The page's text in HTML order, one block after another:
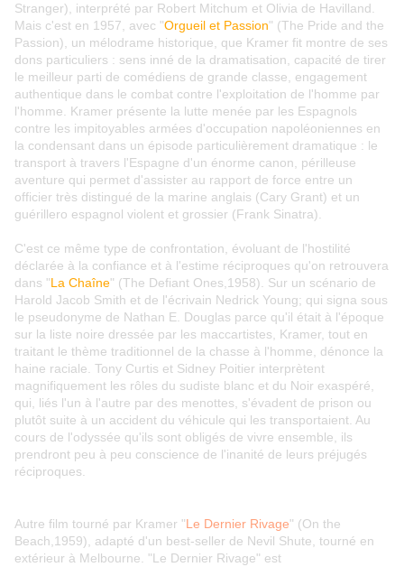
Stranger), interprété par Robert Mitchum et Olivia de Havilland.
Mais c'est en 1957, avec "Orgueil et Passion" (The Pride and the
Passion), un mélodrame historique, que Kramer fit montre de ses
dons particuliers : sens inné de la dramatisation, capacité de tirer
le meilleur parti de comédiens de grande classe, engagement
authentique dans le combat contre l'exploitation de l'homme par
l'homme. Kramer présente la lutte menée par les Espagnols
contre les impitoyables armées d'occupation napoléoniennes en
la condensant dans un épisode particulièrement dramatique : le
transport à travers l'Espagne d'un énorme canon, périlleuse
aventure qui permet d'assister au rapport de force entre un
officier très distingué de la marine anglais (Cary Grant) et un
guérillero espagnol violent et grossier (Frank Sinatra).
C'est ce même type de confrontation, évoluant de l'hostilité
déclarée à la confiance et à l'estime réciproques qu'on retrouvera
dans "La Chaîne" (The Defiant Ones,1958). Sur un scénario de
Harold Jacob Smith et de l'écrivain Nedrick Young; qui signa sous
le pseudonyme de Nathan E. Douglas parce qu'il était à l'époque
sur la liste noire dressée par les maccartistes, Kramer, tout en
traitant le thème traditionnel de la chasse à l'homme, dénonce la
haine raciale. Tony Curtis et Sidney Poitier interprètent
magnifiquement les rôles du sudiste blanc et du Noir exaspéré,
qui, liés l'un à l'autre par des menottes, s'évadent de prison ou
plutôt suite à un accident du véhicule qui les transportaient. Au
cours de l'odyssée qu'ils sont obligés de vivre ensemble, ils
prendront peu à peu conscience de l'inanité de leurs préjugés
réciproques.
Autre film tourné par Kramer "Le Dernier Rivage" (On the
Beach,1959), adapté d'un best-seller de Nevil Shute, tourné en
extérieur à Melbourne. "Le Dernier Rivage" est